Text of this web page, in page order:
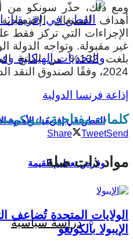
القطن في إفريقيا: الأهمية
وفرص تعظيم القيمة
دراسة سياسية
ومع ذلك، حذّر سونكو
أهداف السنغال
الإجراءات التي تركز فقط
غير مقبولة. وتواجه الدولة
بلغت 132% من
2024، وفقًا لصندوق النقد الدولي.
إذاعة فرنسا الدولية
كلمات مفتاحية:سونكو
Share TweetSend
مواد ذات صلة
الولايات المتحدة تُضاعف
الإيبولا بالكونغو